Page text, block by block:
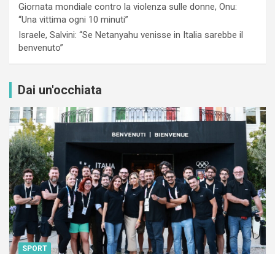
Giornata mondiale contro la violenza sulle donne, Onu:
“Una vittima ogni 10 minuti”
Israele, Salvini: “Se Netanyahu venisse in Italia sarebbe il
benvenuto”
Dai un'occhiata
SPORT